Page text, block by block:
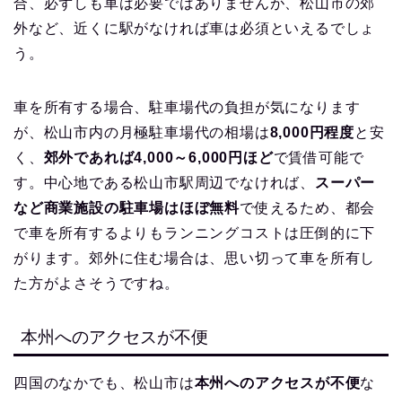
合、必ずしも車は必要ではありませんが、松山市の郊
外など、近くに駅がなければ車は必須といえるでしょ
う。
車を所有する場合、駐車場代の負担が気になります
が、松山市内の月極駐車場代の相場は8,000円程度と安
く、 郊外であれば4,000～6,000円ほどで賃借可能で
す。中心地である松山市駅周辺でなければ、
スーパー
など商業施設の駐車場はほぼ無料で使えるため、都会
で車を所有するよりもランニングコストは圧倒的に下
がります。郊外に住む場合は、思い切って車を所有し
た方がよさそうですね。
本州へのアクセスが不便
四国のなかでも、松山市は本州へのアクセスが不便な